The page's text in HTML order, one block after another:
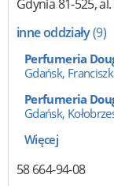
Gdynia81-525,
inne oddziały(9)
Perfumeria
Gdańsk,
Perfumeria
Gdańsk,
Więcej
58 664-94-08